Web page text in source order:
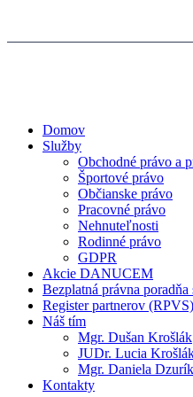
Domov
Služby
Obchodné právo a
Športové právo
Občianske právo
Pracovné právo
Nehnuteľnosti
Rodinné právo
GDPR
Akcie DANUCEM
Bezplatná právna poradňa
Register partnerov (RPVS)
Náš tím
Mgr. Dušan Krošlák
JUDr. Lucia
Mgr. Daniela
Kontakty